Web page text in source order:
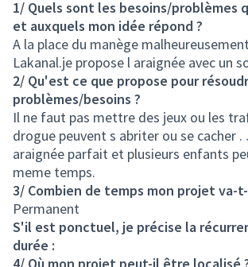
1/ Quels sont les besoins/problèmes
et auxquels mon idée répond ?
A la place du manège
Lakanal.je propose l araignée avec un
2/ Qu'est ce que propose pour
problèmes/besoins ?
Il ne faut pas mettre des jeux ou les
drogue peuvent s abriter ou se cacher
araignée parfait et plusieurs enfants
meme temps.
3/ Combien de temps mon projet va-
Permanent
S'il est ponctuel, je précise la
durée :